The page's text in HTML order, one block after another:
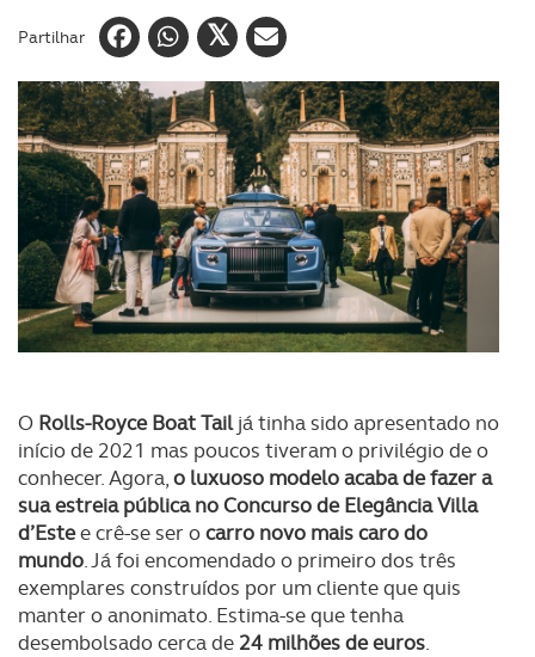
Partilhar
O Rolls-Royce Boat Tailjá tinha sido apresentado no
início de 2021 mas poucos tiveram o privilégio de o
conhecer. Agora,o luxuoso modelo acaba de fazer a
sua estreia pública no Concurso de Elegância Villa
d’Estee crê-se ser ocarro novo mais caro do
mundo. Já foi encomendado o primeiro dos três
exemplares construídos por um cliente que quis
manter o anonimato. Estima-se que tenha
desembolsado cerca de 24 milhões de euros.